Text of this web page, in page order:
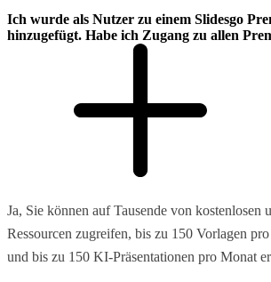
Ich wurde als Nutzer zu einem Slidesgo
hinzugefügt. Habe ich Zugang zu allen
Ja, Sie können auf Tausende von kostenlosen
Ressourcen zugreifen, bis zu 150 Vorlagen
und bis zu 150 KI-Präsentationen pro Monat